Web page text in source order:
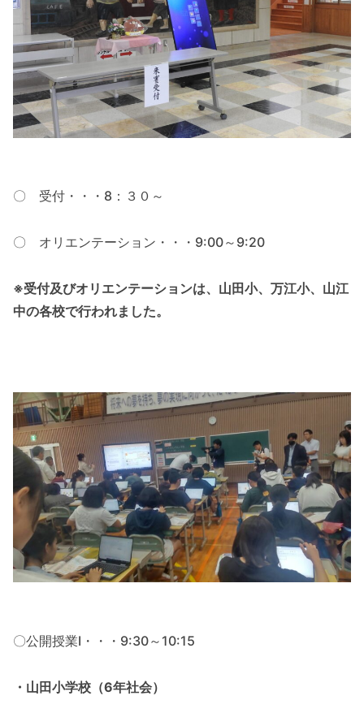
〇 受付・・・8：３０～
〇 オリエンテーション・・・9:00～9:20
※受付及びオリエンテーションは、山田小、万江小、山江
中の各校で行われました。
〇公開授業Ⅰ・・・9:30～10:15
・山田小学校（6年社会）